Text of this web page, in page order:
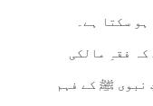
سکتا ہے۔
کہ فقہِ مالکی
نبوی ﷺ کے فہم